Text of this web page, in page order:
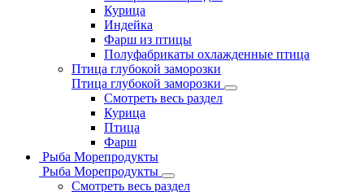
Курица
Индейка
Фарш из птицы
Полуфабрикаты охлажденные птица
Птица глубокой заморозки
Птица глубокой заморозки
Смотреть весь раздел
Курица
Птица
Фарш
Рыба Морепродукты
Рыба Морепродукты
Смотреть весь раздел